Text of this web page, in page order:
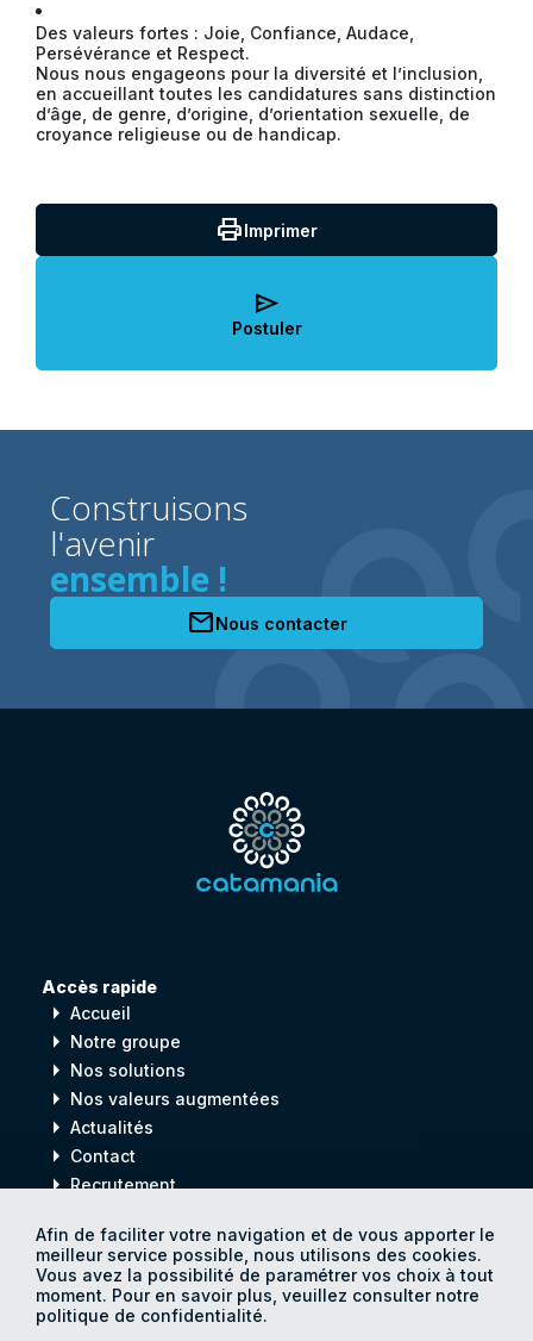
Afin de faciliter votre navigation et de vous apporter le
meilleur service possible, nous utilisons des cookies.
Vous avez la possibilité de paramétrer vos choix à tout
moment. Pour en savoir plus, veuillez consulter notre
politique de confidentialité.
Des valeurs fortes : Joie, Confiance, Audace,
Persévérance et Respect.
Nous nous engageons pour la diversité et l’inclusion,
en accueillant toutes les candidatures sans distinction
d’âge, de genre, d’origine, d’orientation sexuelle, de
croyance religieuse ou de handicap.
printImprimer
send
Postuler
Construisons
l'avenir
ensemble !
mailNous contacter
Accès rapide
arrow_right Accueil
arrow_right Notre groupe
arrow_right Nos solutions
arrow_right Nos valeurs augmentées
arrow_right Actualités
arrow_right Contact
arrow_rightRecrutement
Digitalprocess
for Human progress